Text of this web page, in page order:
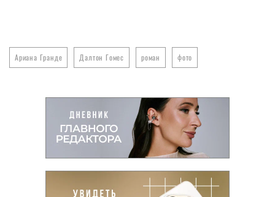
Ариана Гранде Далтон Гомес роман фото